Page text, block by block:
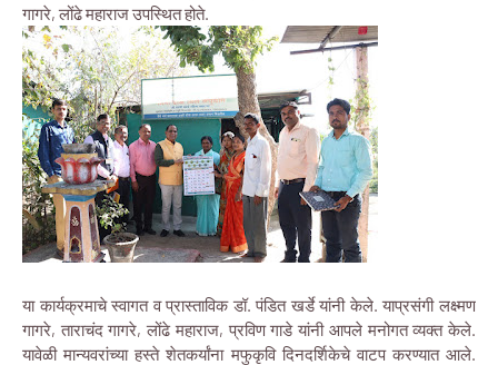
गागरे, लोंढे महाराज उपस्थित होते.
या कार्यक्रमाचे स्वागत व प्रास्ताविक डॉ. पंडित खर्डे यांनी केले. याप्रसंगी लक्ष्मण
गागरे, ताराचंद गागरे, लोंढे महाराज, प्रविण गाडे यांनी आपले मनोगत व्यक्त केले.
यावेळी मान्यवरांच्या हस्ते शेतकर्यांना मफुकृवि दिनदर्शिकेचे वाटप करण्यात आले.